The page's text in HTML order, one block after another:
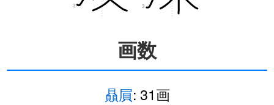
3 3
画数
贔屓: 31画